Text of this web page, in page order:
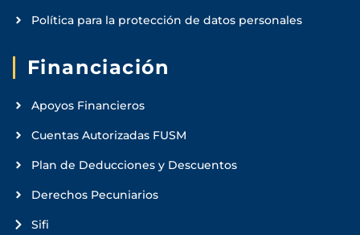
Política para la protección de datos personales
Financiación
Apoyos Financieros
Cuentas Autorizadas FUSM
Plan de Deducciones y Descuentos
Derechos Pecuniarios
Sifi